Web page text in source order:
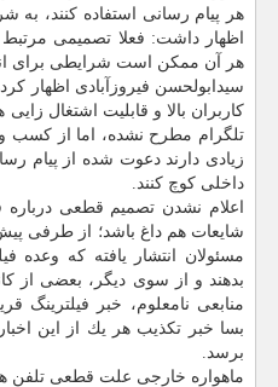
هر پیام رسانی استفاده كنند، به
اظهار داشت: فعلا تصمیمی مرتبط
هر آن ممكن است شرایطی برای
سیدابولحسن فیروزآبادی اظهار
كاربران بالا و قابلیت اشتغال
تلگرام مطرح نشده، اما از كسب
زیادی دارند دعوت شده از پیام
داخلی كوچ كنند.
اعلام نشدن تصمیم قطعی درباره
شایعات هم داغ باشد؛ از طرفی
مسئولان انتشار یافته كه وعده
بدهند و از سوی دیگر، بعضی از
منابعی نامعلوم، خبر فیلترینگ
بسا خبر تكذیب هر یك از این
برسد.
ماهواره خارجی علت قطعی تلفن های ۶۰۰